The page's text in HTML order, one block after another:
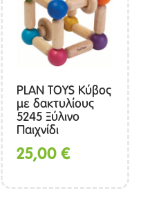
PLAN TOYS Κύβος
με δακτυλίους
5245 Ξύλινο
Παιχνίδι
25,00€